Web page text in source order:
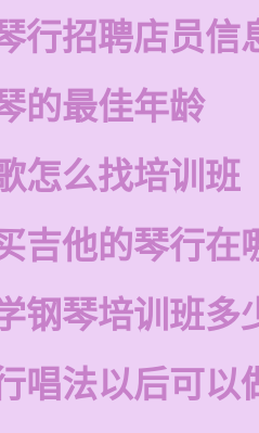
行招聘店员信
的最佳年龄
怎么找培训班
吉他的琴行在
钢琴培训班多
唱法以后可以